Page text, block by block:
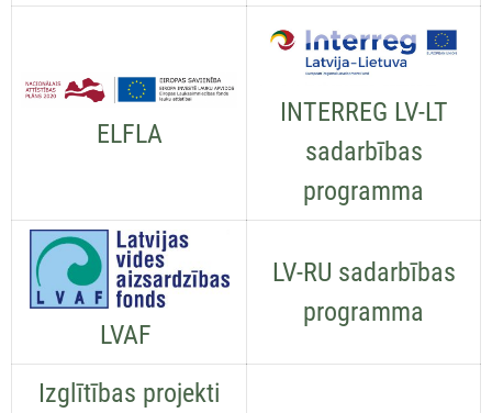
ELFLA
INTERREG LV-LT
sadarbības
programma
LVAF
LV-RU sadarbības
programma
Izglītības projekti